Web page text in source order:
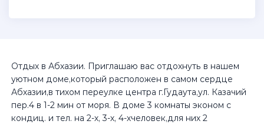
Отдых в Абхазии. Приглашаю вас отдохнуть в нашем
уютном доме,который расположен в самом сердце
Абхазии,в тихом переулке центра г.Гудаута,ул. Казачий
пер.4 в 1-2 мин от моря. В доме 3 комнаты эконом с
кондиц. и тел. на 2-х, 3-х, 4-хчеловек,для них 2